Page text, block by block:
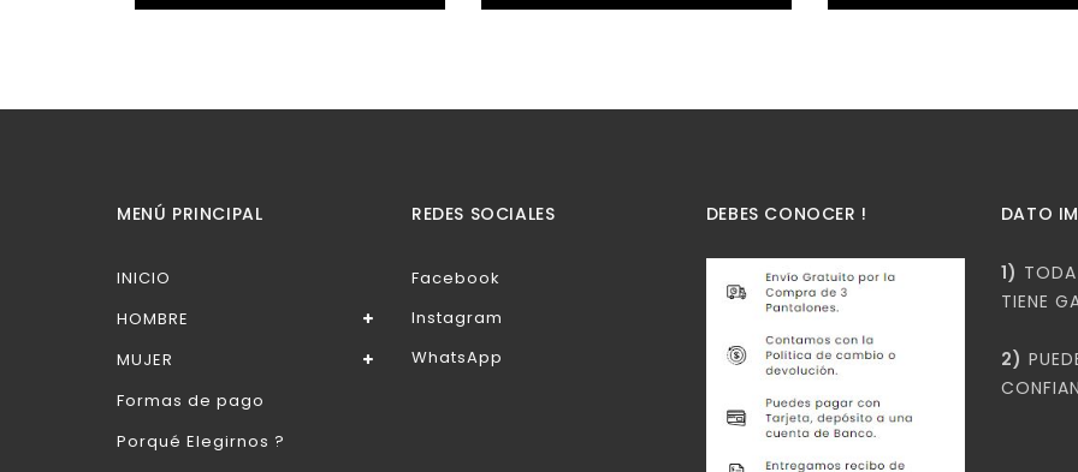
MENÚ PRINCIPAL
INICIO
HOMBRE
MUJER
Formas de pago
Porqué Elegirnos ?
REDES SOCIALES
Facebook
Instagram
WhatsApp
DEBES CONOCER ! DATO
1)
TIENE
2)